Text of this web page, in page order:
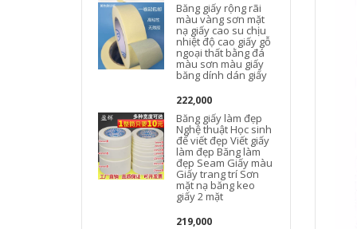
Băng giấy rộng rãi
màu vàng sơn mặt
nạ giấy cao su chịu
nhiệt độ cao giấy gỗ
ngoại thất bằng đá
màu sơn màu giấy
băng dính dán giấy
222,000
Băng giấy làm đẹp
Nghệ thuật Học sinh
để viết đẹp Viết giấy
làm đẹp Băng làm
đẹp Seam Giấy màu
Giấy trang trí Sơn
mặt nạ băng keo
giấy 2 mặt
219,000